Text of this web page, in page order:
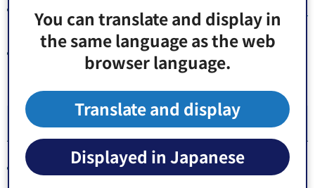
You can translate and display in
the same language as the web
browser language.
Translate and display
Displayed in Japanese
区報 平成30年8月1日号（8面）（PDF：369KB）（別ウ
ィンドウで開きます）
区報 平成30年8月1日号（1～8面）（PDF：1,740KB）
（別ウィンドウで開きます）
関連リンク
声の広報 平成30年8月1日号（1面）（MP3時03